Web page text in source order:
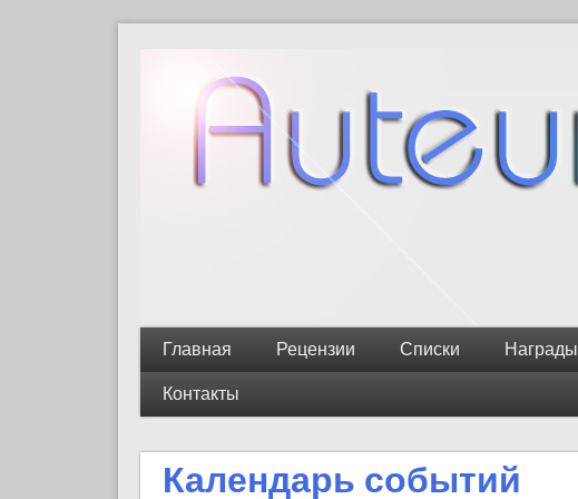
Главная Рецензии Списки Награды
Контакты
Календарь событий